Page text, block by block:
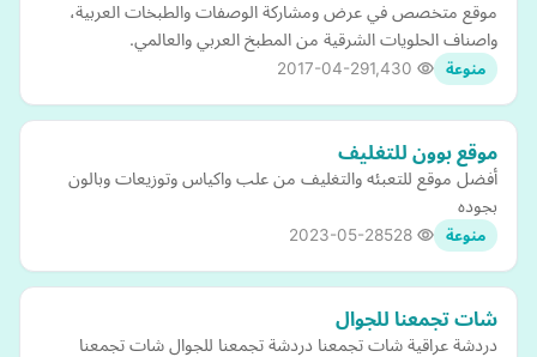
موقع متخصص في عرض ومشاركة الوصفات والطبخات العربية،
واصناف الحلويات الشرقية من المطبخ العربي والعالمي.
منوعة 2017-04-29
موقع بوون للتغليف
أفضل موقع للتعبئه والتغليف من علب واكياس وتوزيعات وبالون
بجوده
منوعة 2023-05-28
شات تجمعنا للجوال
دردشة عراقية شات تجمعنا دردشة تجمعنا للجوال شات تجمعنا